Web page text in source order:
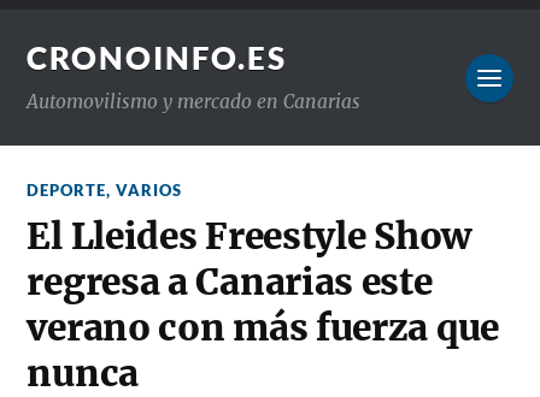
CRONOINFO.ES
Automovilismo y mercado en Canarias
DEPORTE,VARIOS
El Lleides Freestyle Show
regresa a Canarias este
verano con más fuerza que
nunca